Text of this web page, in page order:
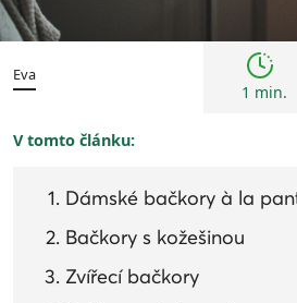
Eva
1 min.
V tomto článku:
Dámské bačkory à la
Bačkory s kožešinou
Zvířecí bačkory